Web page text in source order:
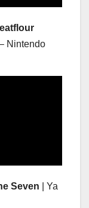
Nintendo
Seven | Ya